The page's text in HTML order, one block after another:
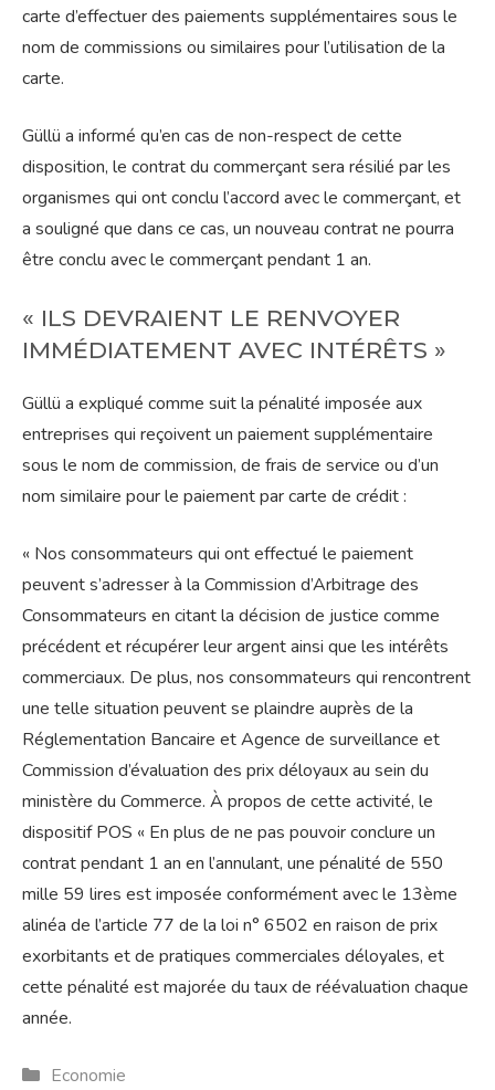
carte d’effectuer des paiements supplémentaires sous le
nom de commissions ou similaires pour l’utilisation de la
carte.
Güllü a informé qu’en cas de non-respect de cette
disposition, le contrat du commerçant sera résilié par les
organismes qui ont conclu l’accord avec le commerçant, et
a souligné que dans ce cas, un nouveau contrat ne pourra
être conclu avec le commerçant pendant 1 an.
« ILS DEVRAIENT LE RENVOYER
IMMÉDIATEMENT AVEC INTÉRÊTS »
Güllü a expliqué comme suit la pénalité imposée aux
entreprises qui reçoivent un paiement supplémentaire
sous le nom de commission, de frais de service ou d’un
nom similaire pour le paiement par carte de crédit :
« Nos consommateurs qui ont effectué le paiement
peuvent s’adresser à la Commission d’Arbitrage des
Consommateurs en citant la décision de justice comme
précédent et récupérer leur argent ainsi que les intérêts
commerciaux. De plus, nos consommateurs qui rencontrent
une telle situation peuvent se plaindre auprès de la
Réglementation Bancaire et Agence de surveillance et
Commission d’évaluation des prix déloyaux au sein du
ministère du Commerce. À propos de cette activité, le
dispositif POS « En plus de ne pas pouvoir conclure un
contrat pendant 1 an en l’annulant, une pénalité de 550
mille 59 lires est imposée conformément avec le 13ème
alinéa de l’article 77 de la loi n° 6502 en raison de prix
exorbitants et de pratiques commerciales déloyales, et
cette pénalité est majorée du taux de réévaluation chaque
année.
Catégories
Economie